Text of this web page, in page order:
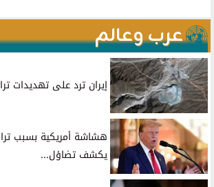
عرب وعالم
إيران ترد على تهديدات
هشاشة أمريكية بسبب
يكشف تضاؤل...